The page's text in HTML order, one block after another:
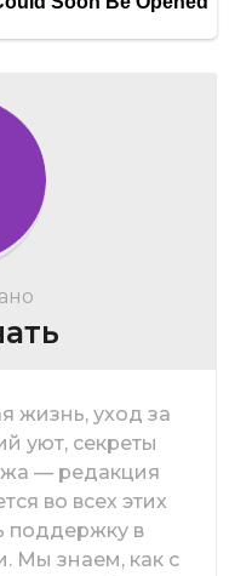
жизнь, уход за
уют, секреты
— редакция
во всех этих
поддержку в
Мы знаем, как с